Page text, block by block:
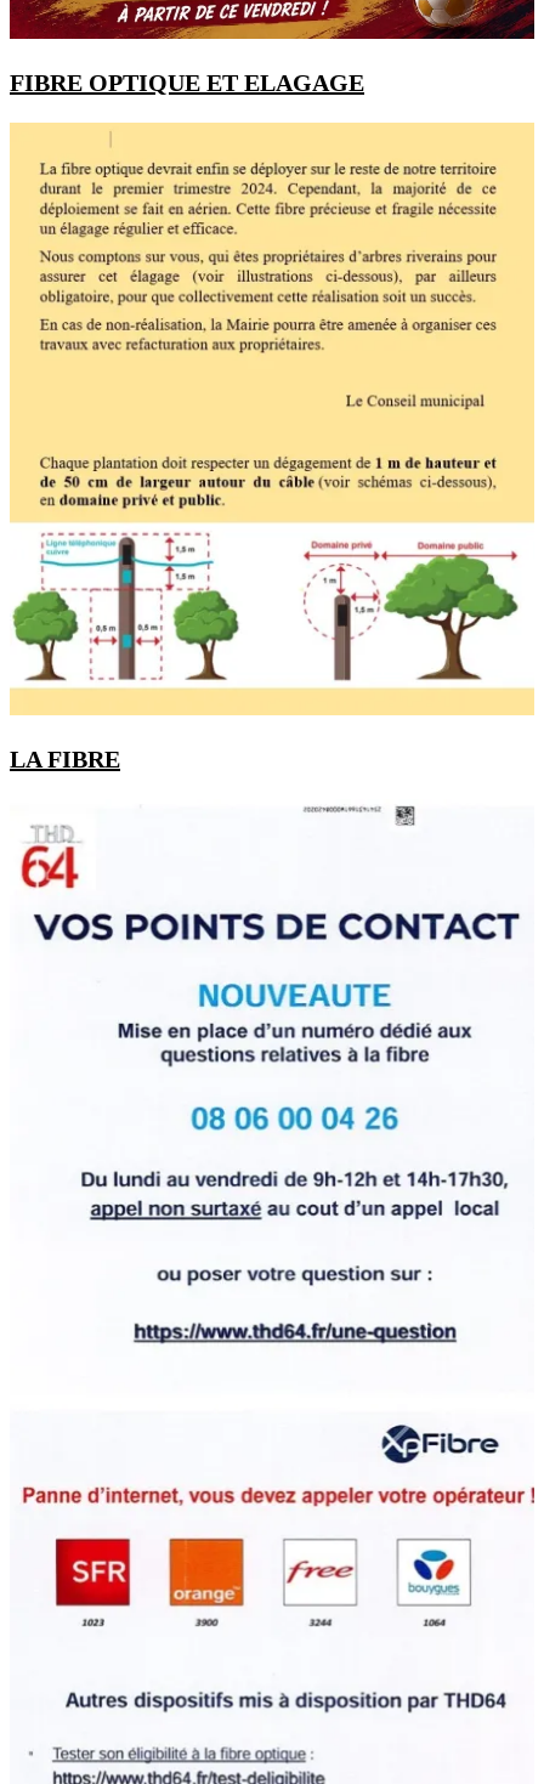
FIBRE OPTIQUE ET ELAGAGE
LA FIBRE